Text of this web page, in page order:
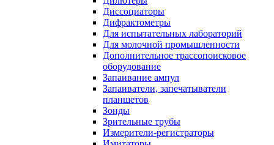
Диссоциаторы
Дифрактометры
Для испытательных лабораторий
Для молочной промышленности
Дополнительное трассопоисковое
оборудование
Запаивание ампул
Запаиватели, запечатыватели
планшетов
Зонды
Зрительные трубы
Измерители-регистраторы